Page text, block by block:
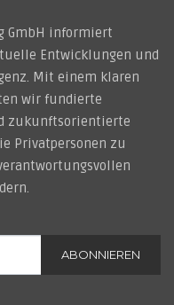
GmbH informiert
Entwicklungen und
Mit einem klaren
wir fundierte
zukunftsorientierte
Privatpersonen zu
ABONNIEREN